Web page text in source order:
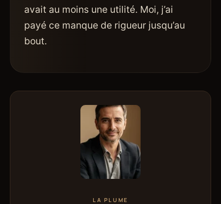
avait au moins une utilité. Moi, j’ai
payé ce manque de rigueur jusqu’au
bout.
LA PLUME